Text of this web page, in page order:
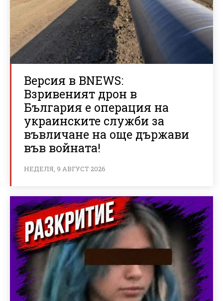
Версия в BNEWS:
Взривеният дрон в
България е операция на
украинските служби за
въвличане на още държави
във войната!
НЕДЕЛЯ, 9 АВГУСТ 2026